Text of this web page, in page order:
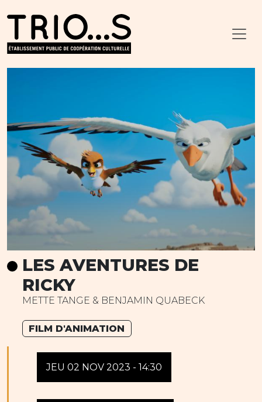
LES AVENTURES DE
RICKY
METTE TANGE & BENJAMIN QUABECK
FILM D'ANIMATION
JEU 02 NOV 2023 - 14:30